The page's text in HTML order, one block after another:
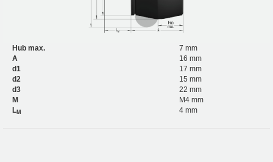
Hub max.
7 mm
A
16 mm
d1
17 mm
d2
15 mm
d3
22 mm
M
M4 mm
LM 4 mm